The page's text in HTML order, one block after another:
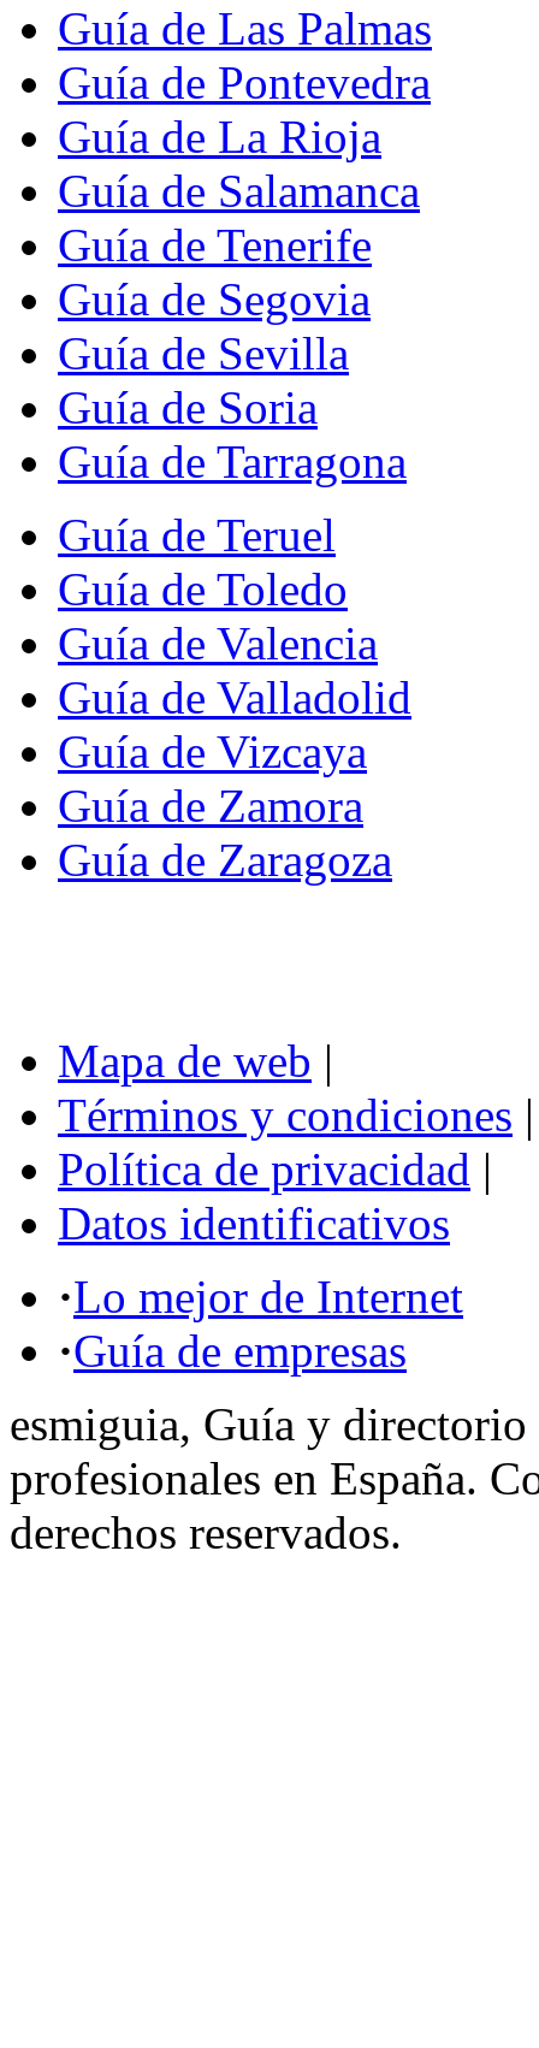
Guía de Las Palmas
Guía de Pontevedra
Guía de La Rioja
Guía de Salamanca
Guía de Tenerife
Guía de Segovia
Guía de Sevilla
Guía de Soria
Guía de Tarragona
Guía de Teruel
Guía de Toledo
Guía de Valencia
Guía de Valladolid
Guía de Vizcaya
Guía de Zamora
Guía de Zaragoza
Mapa de web |
Términos y condiciones |
Política de privacidad |
Datos identificativos
·Lo mejor de Internet
·Guía de empresas
esmiguia, Guía y directorio
profesionales en España.
derechos reservados.